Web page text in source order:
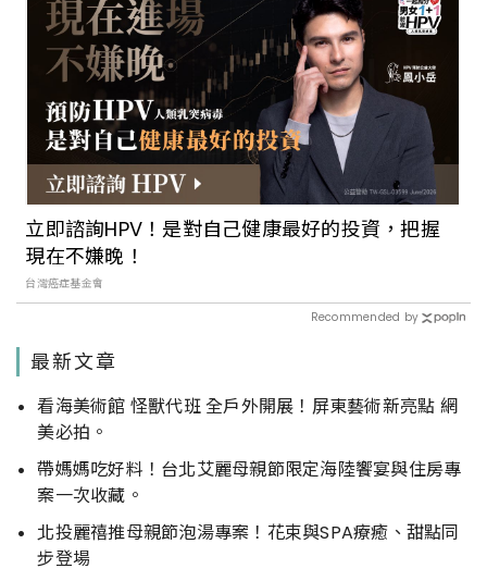
立即諮詢HPV！是對自己健康最好的投資，把握
現在不嫌晚！
台灣癌症基金會
Recommended by
最新文章
看海美術館 怪獸代班 全戶外開展！屏東藝術新亮點 網
美必拍。
帶媽媽吃好料！台北艾麗母親節限定海陸饗宴與住房專
案一次收藏。
北投麗禧推母親節泡湯專案！花束與SPA療癒、甜點同
步登場